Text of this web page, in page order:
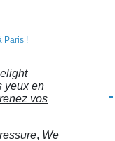
yeux en
vos
, We